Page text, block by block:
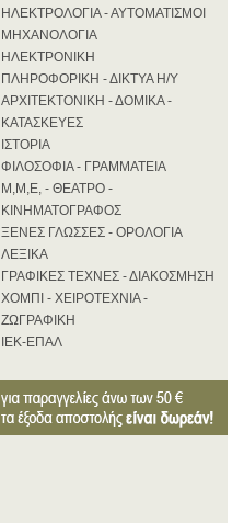
ΗΛΕΚΤΡΟΛΟΓΙΑ - ΑΥΤΟΜΑΤΙΣΜΟΙ
ΜΗΧΑΝΟΛΟΓΙΑ
ΗΛΕΚΤΡΟΝΙΚΗ
ΠΛΗΡΟΦΟΡΙΚΗ - ΔΙΚΤΥΑ Η/Υ
ΑΡΧΙΤΕΚΤΟΝΙΚΗ - ΔΟΜΙΚΑ -
ΚΑΤΑΣΚΕΥΕΣ
ΙΣΤΟΡΙΑ
ΦΙΛΟΣΟΦΙΑ - ΓΡΑΜΜΑΤΕΙΑ
Μ,Μ,Ε, - ΘΕΑΤΡΟ -
ΚΙΝΗΜΑΤΟΓΡΑΦΟΣ
ΞΕΝΕΣ ΓΛΩΣΣΕΣ - ΟΡΟΛΟΓΙΑ
ΛΕΞΙΚΑ
ΓΡΑΦΙΚΕΣ ΤΕΧΝΕΣ - ΔΙΑΚΟΣΜΗΣΗ
ΧΟΜΠΙ - ΧΕΙΡΟΤΕΧΝΙΑ -
ΖΩΓΡΑΦΙΚΗ
ΙΕΚ-ΕΠΑΛ